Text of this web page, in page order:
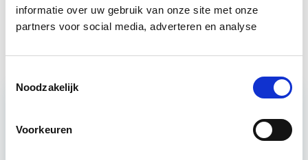
informatie over uw gebruik van onze site met onze
partners voor social media, adverteren en analyse
Noodzakelijk
Voorkeuren
Persoonlijk Leiderschap: Effectief
Leidinggeven & Communiceren
Start di
22 sep